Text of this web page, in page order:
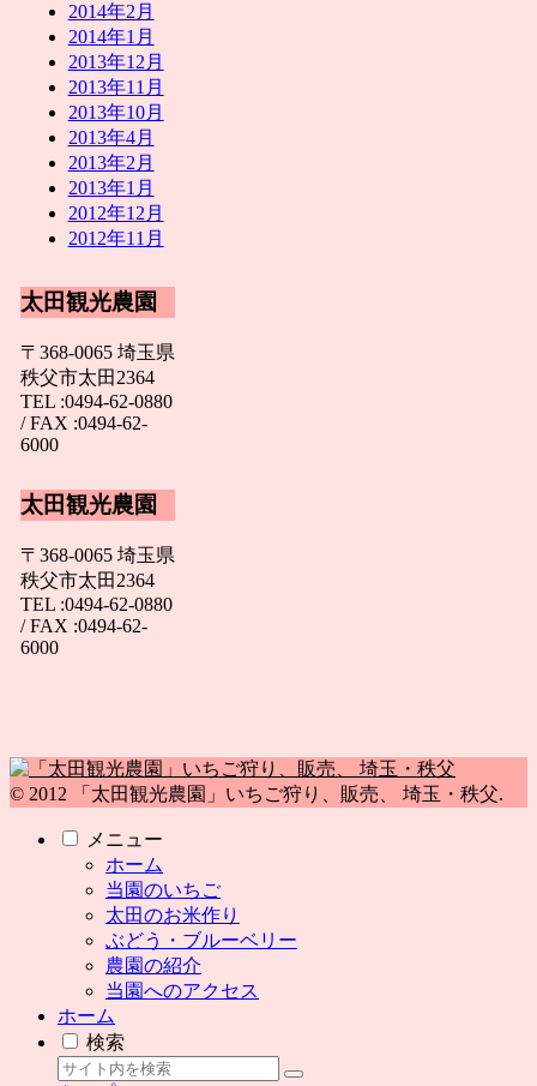
2014年2月
2014年1月
2013年12月
2013年11月
2013年10月
2013年4月
2013年2月
2013年1月
2012年12月
2012年11月
太田観光農園
〒368-0065 埼玉県
秩父市太田2364
TEL :0494-62-0880
/ FAX :0494-62-
6000
太田観光農園
〒368-0065 埼玉県
秩父市太田2364
TEL :0494-62-0880
/ FAX :0494-62-
6000
© 2012 「太田観光農園」いちご狩り、販売、 埼玉・秩父.
メニュー
ホーム
当園のいちご
太田のお米作り
ぶどう・ブルーベリー
農園の紹介
当園へのアクセス
ホーム
検索